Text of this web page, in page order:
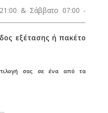
& Σάββατο 07:00 -
εξέτασης ή πακέτο
σας σε ένα από τα